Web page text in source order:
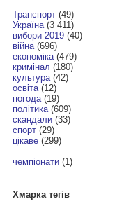
Транспорт(49)
Україна(3 411)
вибори 2019(40)
війна(696)
економіка(479)
кримінал (180)
культура(42)
освіта(12)
погода(19)
політика(609)
скандали(33)
спорт(29)
цікаве(299)
чемпіонати(1)
Хмарка тегів